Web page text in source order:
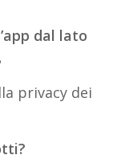
dal lato
privacy dei